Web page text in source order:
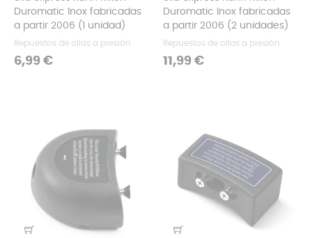
Duromatic Inox fabricadas
a partir 2006 (1 unidad)
Repuestos de ollas a presión
Precio
6,99 €
Duromatic Inox fabricadas
a partir 2006 (2 unidades)
Repuestos de ollas a presión
Precio
11,99 €